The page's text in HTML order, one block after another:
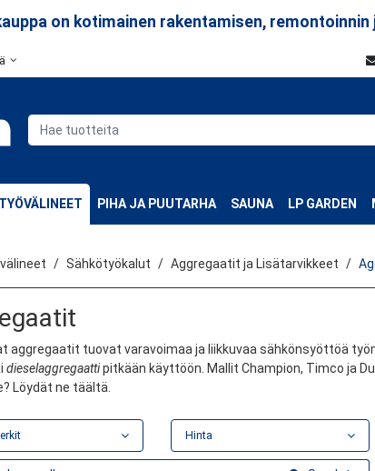
on kotimainen rakentamisen,
TYÖVÄLINEET PIHA JA PUUTARHA SAUNA LP GARDEN
Sähkötyökalut Aggregaatit ja Lisätarvikkeet
aggregaatit tuovat varavoimaa ja liikkuvaa sähkönsyöttöä
dieselaggregaattipitkään käyttöön. Mallit Champion, Timco ja
Löydät ne täältä.
Hinta